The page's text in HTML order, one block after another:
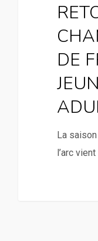
DE
La
l’arc